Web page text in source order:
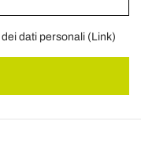
dati personali (Link)